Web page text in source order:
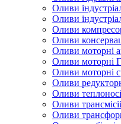
Оливи
Оливи
Оливи
Оливи
Оливи моторні
Оливи моторні
Оливи моторні
Оливи
Оливи
Оливи
Оливи